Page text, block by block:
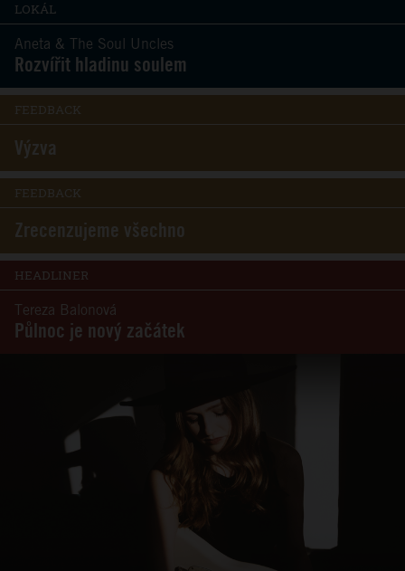
LOKÁL
Aneta & The Soul Uncles
Rozvířit hladinu soulem
FEEDBACK
Výzva
FEEDBACK
Zrecenzujeme všechno
HEADLINER
Tereza Balonová
Půlnoc je nový začátek